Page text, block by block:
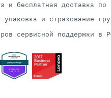
С GPU AMD
С GPU Huawei
С 2 GPU
С 8 GPU
и бесплатная доставка по
упаковка и страхование
сервисной поддержки в